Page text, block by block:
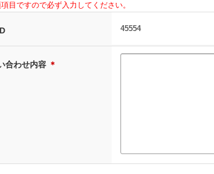
目ですので必ず入力してください。
45554
合わせ内容 ＊